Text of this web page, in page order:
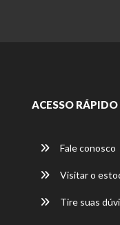
ACESSO RÁPIDO
Fale conosco
Visitar o
Tire suas